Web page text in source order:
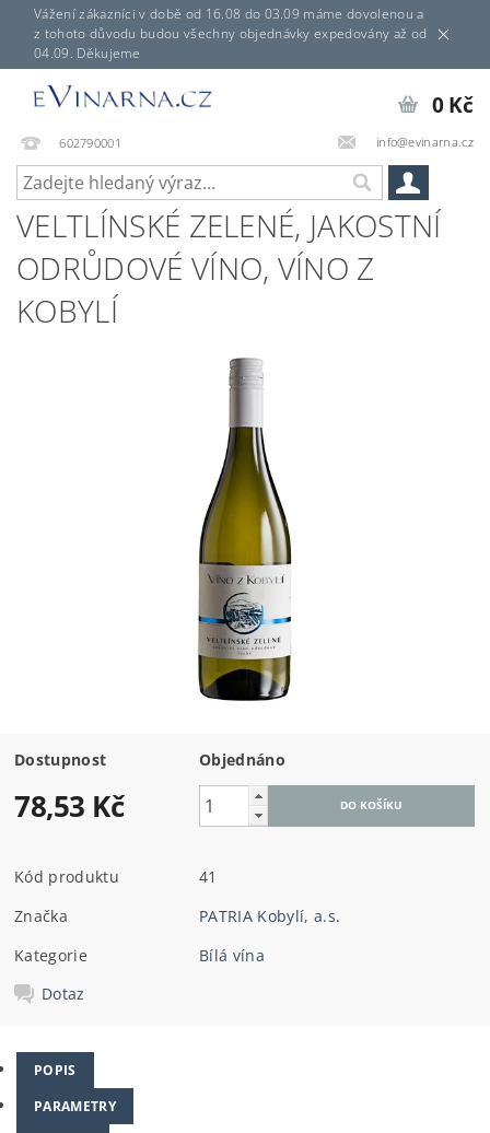
Vážení zákazníci v době od 16.08 do 03.09 máme dovolenou a
z tohoto důvodu budou všechny objednávky expedovány až od
04.09. Děkujeme
602790001 info@evinarna.cz
0 Kč
VELTLÍNSKÉ ZELENÉ, JAKOSTNÍ
ODRŮDOVÉ VÍNO, VÍNO Z
KOBYLÍ
Dostupnost Objednáno
78,53 Kč
Kód produktu
41
Značka
PATRIA Kobylí, a.s.
Kategorie
Bílá vína
Dotaz
POPIS
PARAMETRY